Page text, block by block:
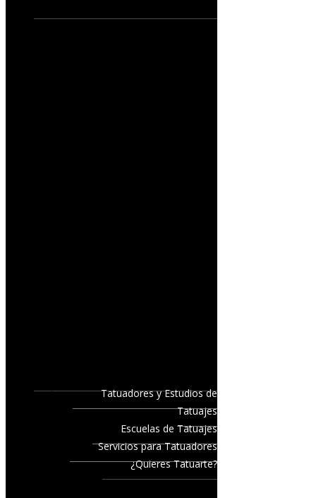
Tatuadores y Estudios de
Tatuajes
Escuelas de Tatuajes
Servicios para Tatuadores
¿Quieres Tatuarte?